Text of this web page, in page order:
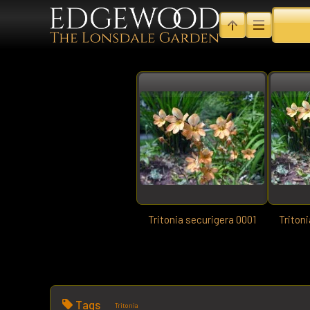
Tritonia securigera 0001
Tags Tritonia